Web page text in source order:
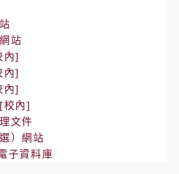
站
內]
內]
內]
校內]
文件
）網站
子資料庫